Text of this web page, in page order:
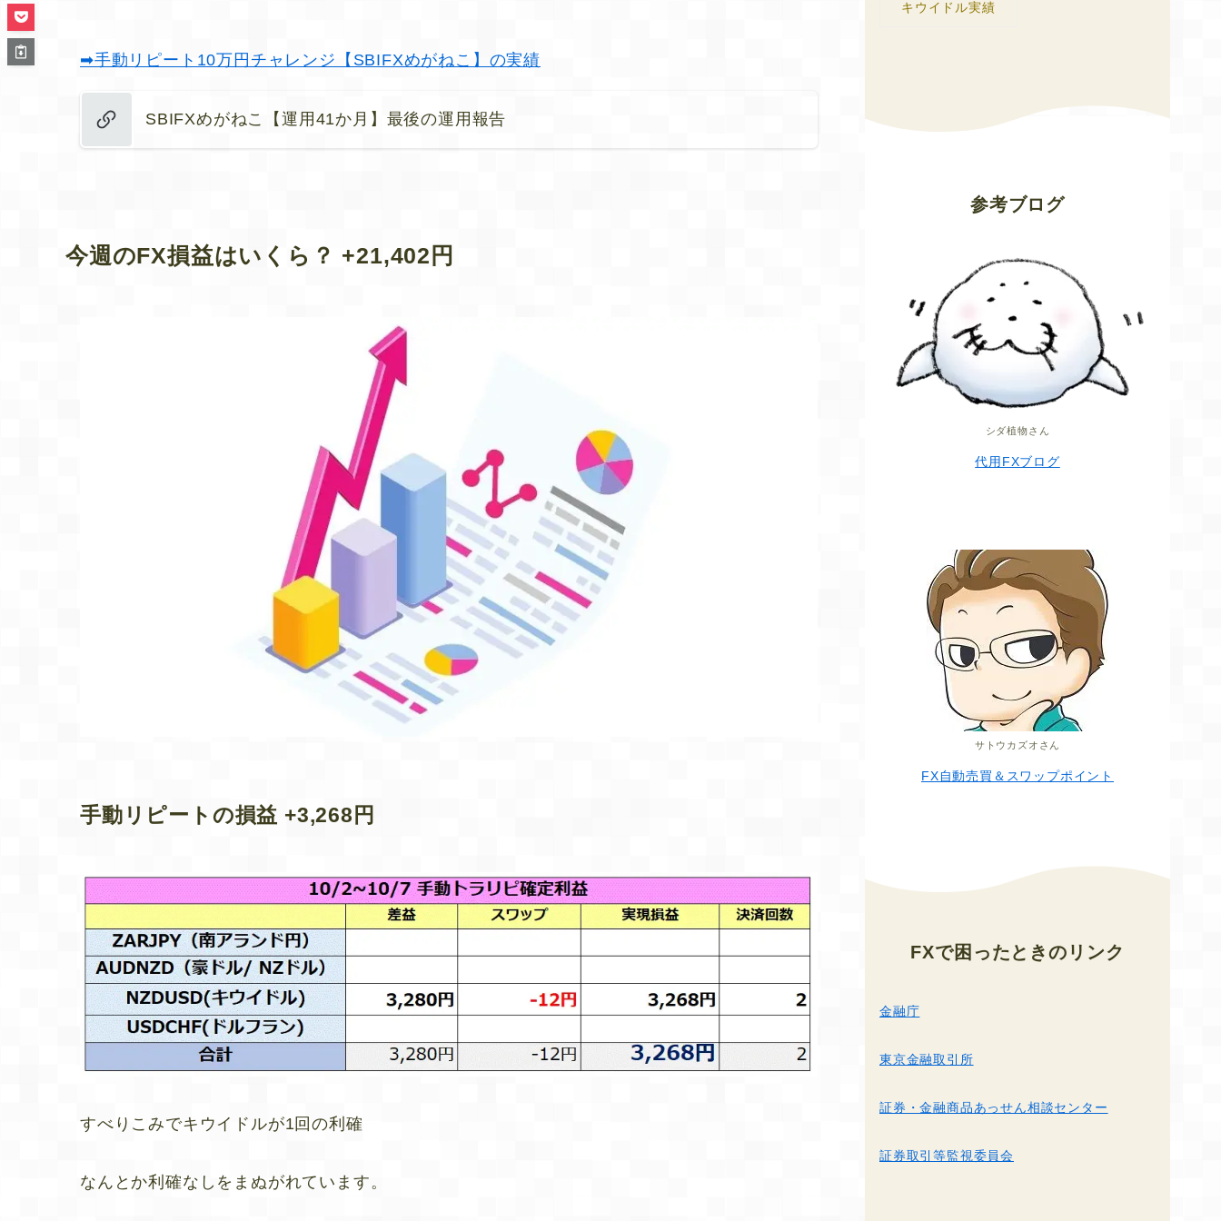
➡手動リピート10万円チャレンジ【SBIFXめがねこ】の実績
SBIFXめがねこ【運用41か月】最後の運用報告
今週のFX損益はいくら？ +21,402円
手動リピートの損益 +3,268円
すべりこみでキウイドルが1回の利確
なんとか利確なしをまぬがれています。
キウイドル実績
参考ブログ
シダ植物さん
代用FXブログ
サトウカズオさん
FX自動売買＆スワップポイント
FXで困ったときのリンク
金融庁
東京金融取引所
証券・金融商品あっせん相談センター
証券取引等監視委員会